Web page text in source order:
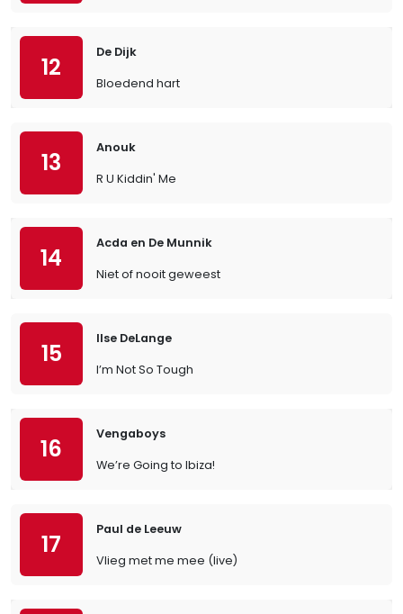
12
De Dijk
Bloedend hart
13
Anouk
R U Kiddin' Me
14
Acda en De Munnik
Niet of nooit geweest
15
Ilse DeLange
I’m Not So Tough
16
Vengaboys
We’re Going to Ibiza!
17
Paul de Leeuw
Vlieg met me mee (live)